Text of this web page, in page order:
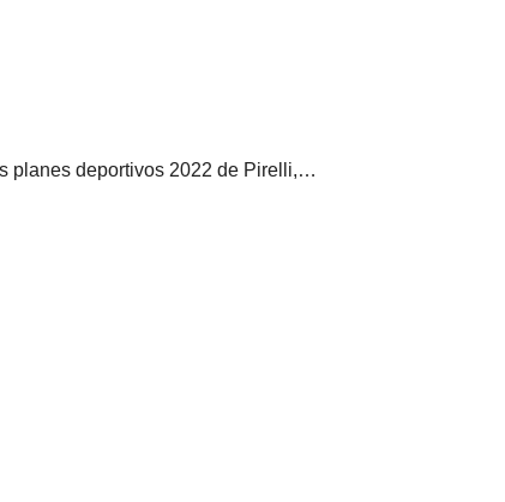
planes deportivos 2022 de Pirelli,…